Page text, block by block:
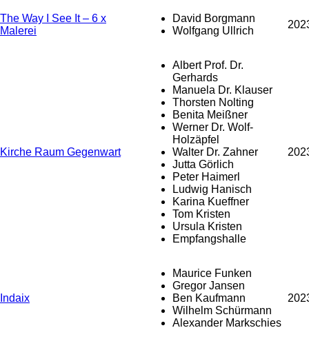
The Way I See It – 6 x
Malerei
David Borgmann
Wolfgang Ullrich
Kirche Raum Gegenwart
Albert Prof. Dr.
Gerhards
Manuela Dr. Klauser
Thorsten Nolting
Benita Meißner
Werner Dr. Wolf-
Holzäpfel
Walter Dr. Zahner
Jutta Görlich
Peter Haimerl
Ludwig Hanisch
Karina Kueffner
Tom Kristen
Ursula Kristen
Empfangshalle
Indaix
Maurice Funken
Gregor Jansen
Ben Kaufmann
Wilhelm Schürmann
Alexander Markschies